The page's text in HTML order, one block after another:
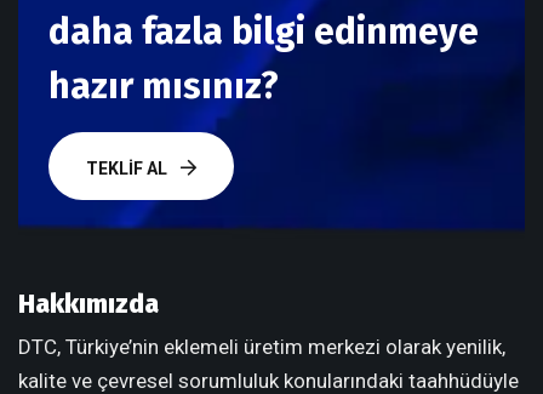
daha fazla bilgi edinmeye
hazır mısınız?
TEKLIF AL
Hakkımızda
DTC, Türkiye’nin eklemeli üretim merkezi olarak yenilik,
kalite ve çevresel sorumluluk konularındaki taahhüdüyle